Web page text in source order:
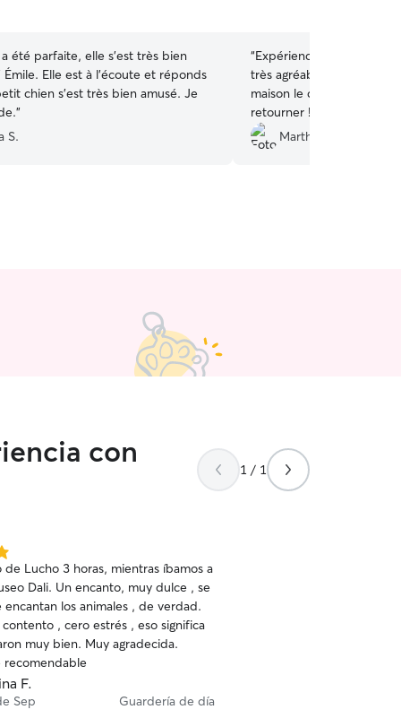
été parfaite, elle s’est très bien
Émile. Elle est à l’écoute et réponds
chien s’est très bien amusé. Je
”
S.
“Expérience au top. Blai
très agréables et
maison le deuxième jour
retourner !
Martha A.
con
1 / 1
de Lucho 3 horas, mientras íbamos a
muy dulce , se
los animales , de verdad.
, cero estrés , eso significa
bien. Muy agradecida.
recomendable
F.
Sep Guardería de día